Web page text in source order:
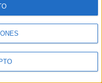
sitio web. Puede cambiar
en cualquier
clic en el botón
página web.